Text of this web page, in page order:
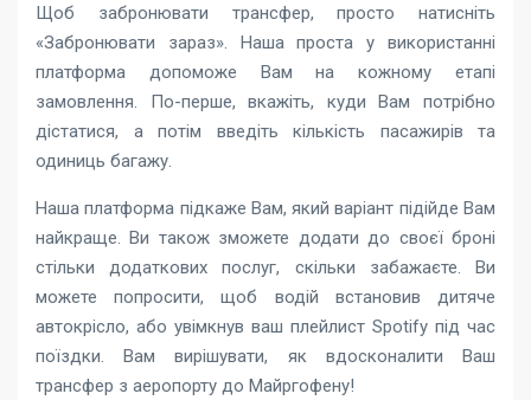
Щоб забронювати трансфер, просто натисніть
«Забронювати зараз». Наша проста у використанні
платформа допоможе Вам на кожному етапі
замовлення. По-перше, вкажіть, куди Вам потрібно
дістатися, а потім введіть кількість пасажирів та
одиниць багажу.
Наша платформа підкаже Вам, який варіант підійде Вам
найкраще. Ви також зможете додати до своєї броні
стільки додаткових послуг, скільки забажаєте. Ви
можете попросити, щоб водій встановив дитяче
автокрісло, або увімкнув ваш плейлист Spotify під час
поїздки. Вам вирішувати, як вдосконалити Ваш
трансфер з аеропорту до Майргофену!